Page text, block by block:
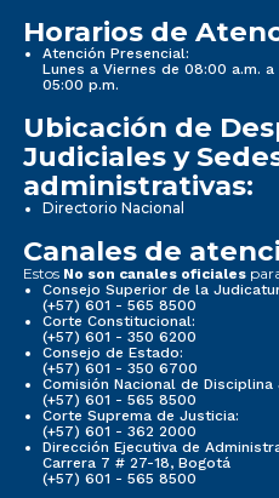
Horarios de
Atención Presencial:
Lunes a Viernes de 08:00 a.m.
05:00 p.m.
Ubicación de
Judiciales y
administrativas:
Directorio Nacional
Canales de
Estos No son canales oficiales
Consejo Superior de la
(+57) 601 - 565 8500
Corte Constitucional:
(+57) 601 - 350 6200
Consejo de Estado:
(+57) 601 - 350 6700
Comisión Nacional de Disciplina
(+57) 601 - 565 8500
Corte Suprema de Justicia:
(+57) 601 - 362 2000
Dirección Ejecutiva de
Carrera 7 # 27-18, Bogotá
(+57) 601 - 565 8500